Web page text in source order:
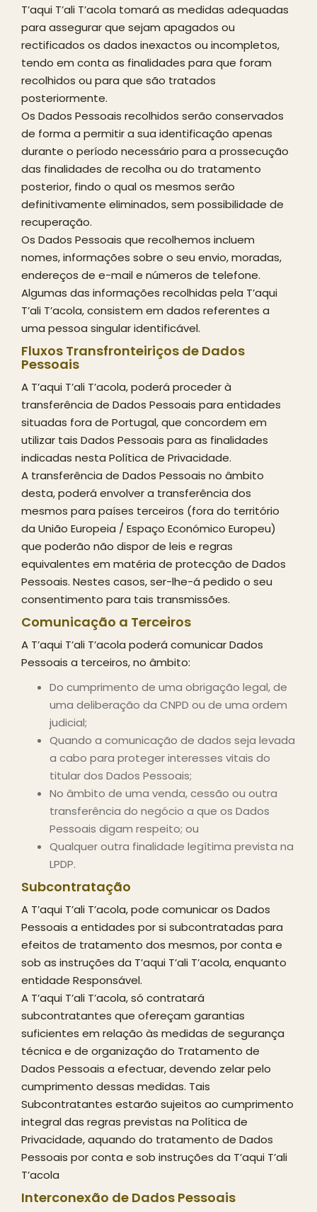
T’aqui T’ali T’acola tomará as medidas adequadas
para assegurar que sejam apagados ou
rectificados os dados inexactos ou incompletos,
tendo em conta as finalidades para que foram
recolhidos ou para que são tratados
posteriormente.
Os Dados Pessoais recolhidos serão conservados
de forma a permitir a sua identificação apenas
durante o período necessário para a prossecução
das finalidades de recolha ou do tratamento
posterior, findo o qual os mesmos serão
definitivamente eliminados, sem possibilidade de
recuperação.
Os Dados Pessoais que recolhemos incluem
nomes, informações sobre o seu envio, moradas,
endereços de e-mail e números de telefone.
Algumas das informações recolhidas pela T’aqui
T’ali T’acola, consistem em dados referentes a
uma pessoa singular identificável.
Fluxos Transfronteiriços de Dados
Pessoais
A T’aqui T’ali T’acola, poderá proceder à
transferência de Dados Pessoais para entidades
situadas fora de Portugal, que concordem em
utilizar tais Dados Pessoais para as finalidades
indicadas nesta Política de Privacidade.
A transferência de Dados Pessoais no âmbito
desta, poderá envolver a transferência dos
mesmos para países terceiros (fora do território
da União Europeia / Espaço Económico Europeu)
que poderão não dispor de leis e regras
equivalentes em matéria de protecção de Dados
Pessoais. Nestes casos, ser-lhe-á pedido o seu
consentimento para tais transmissões.
Comunicação a Terceiros
A T’aqui T’ali T’acola poderá comunicar Dados
Pessoais a terceiros, no âmbito:
Do cumprimento de uma obrigação legal, de
uma deliberação da CNPD ou de uma ordem
judicial;
Quando a comunicação de dados seja levada
a cabo para proteger interesses vitais do
titular dos Dados Pessoais;
No âmbito de uma venda, cessão ou outra
transferência do negócio a que os Dados
Pessoais digam respeito; ou
Qualquer outra finalidade legítima prevista na
LPDP.
Subcontratação
A T’aqui T’ali T’acola, pode comunicar os Dados
Pessoais a entidades por si subcontratadas para
efeitos de tratamento dos mesmos, por conta e
sob as instruções da T’aqui T’ali T’acola, enquanto
entidade Responsável.
A T’aqui T’ali T’acola, só contratará
subcontratantes que ofereçam garantias
suficientes em relação às medidas de segurança
técnica e de organização do Tratamento de
Dados Pessoais a efectuar, devendo zelar pelo
cumprimento dessas medidas. Tais
Subcontratantes estarão sujeitos ao cumprimento
integral das regras previstas na Política de
Privacidade, aquando do tratamento de Dados
Pessoais por conta e sob instruções da T’aqui T’ali
T’acola
Interconexão de Dados Pessoais